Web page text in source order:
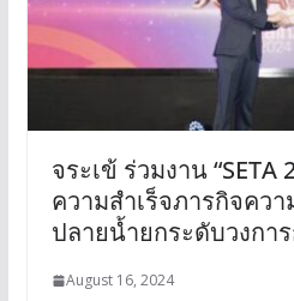
จระเข้ ร่วมงาน “SETA
ความสำเร็จภารกิจคว
ปลายน้ำยกระดับวงกา
August 16, 2024